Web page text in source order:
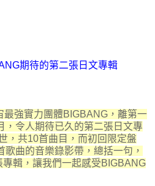
期待的第二張日文專輯
最強實力團體BIGBANG，離第一
，令人期待已久的第二張日文專
，共10首曲目，而初回限定盤
曲的音樂錄影帶，總括一句，
輯，讓我們一起感受BIGBANG